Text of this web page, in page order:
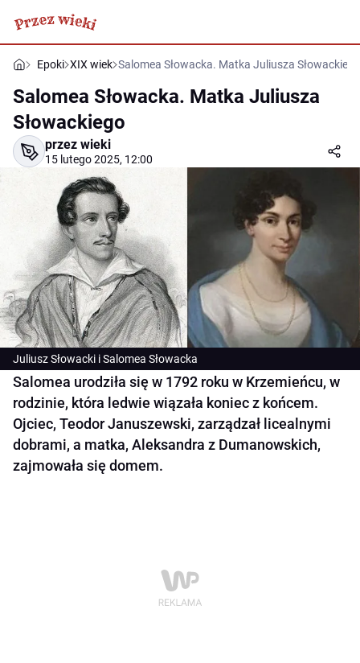
Epoki XIX wiek Salomea Słowacka. Matka Juliusza Słowackiego
Salomea Słowacka. Matka Juliusza
Słowackiego
przez wieki
15 lutego 2025, 12:00
Juliusz Słowacki i Salomea Słowacka
Salomea urodziła się w 1792 roku w Krzemieńcu, w
rodzinie, która ledwie wiązała koniec z końcem.
Ojciec, Teodor Januszewski, zarządzał licealnymi
dobrami, a matka, Aleksandra z Dumanowskich,
zajmowała się domem.